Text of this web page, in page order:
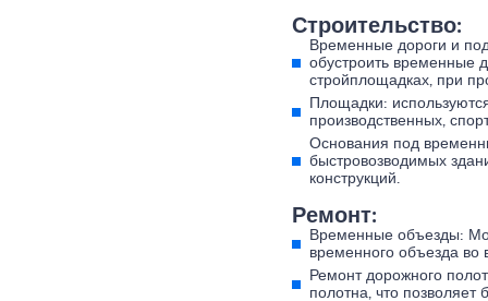
Строительство:
Временные дороги и
обустроить временные
стройплощадках, при
Площадки:
производственных,
Основания под
быстровозводимых
конструкций.
Ремонт:
Временные объезды:
временного объезда во
Ремонт дорожного
полотна, что позволяет